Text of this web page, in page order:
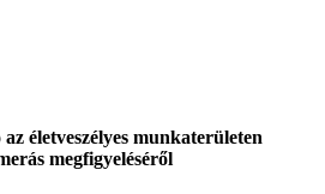
életveszélyes munkaterületen
megfigyeléséről